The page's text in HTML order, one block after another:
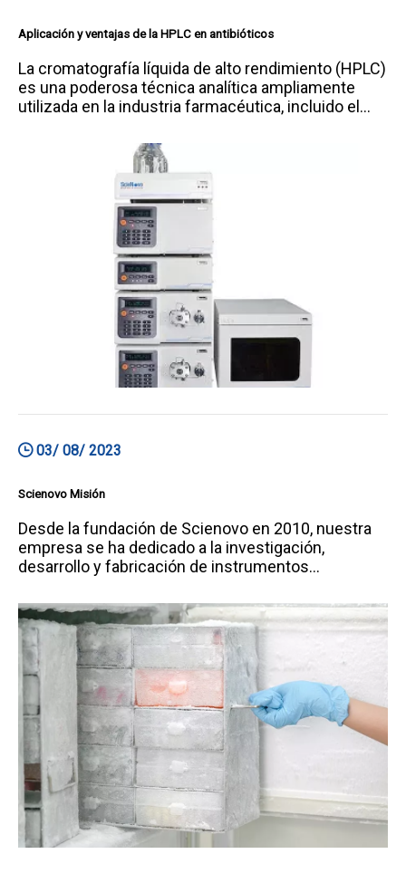
Aplicación y ventajas de la HPLC en antibióticos
La cromatografía líquida de alto rendimiento (HPLC)
es una poderosa técnica analítica ampliamente
utilizada en la industria farmacéutica, incluido el
algunas aplicaciones y ventajas de la HPLC en
antibióticos: Aplicaciones de la HPLC en
antibióticos: Análisis cuantitativo: la HPLC es
03/ 08/ 2023
Scienovo Misión
Desde la fundación de Scienovo en 2010, nuestra
empresa se ha dedicado a la investigación,
desarrollo y fabricación de instrumentos
más de 100 países con excelente reputación
comercialScienovo ya hemos establecido una
cooperación con más de 100